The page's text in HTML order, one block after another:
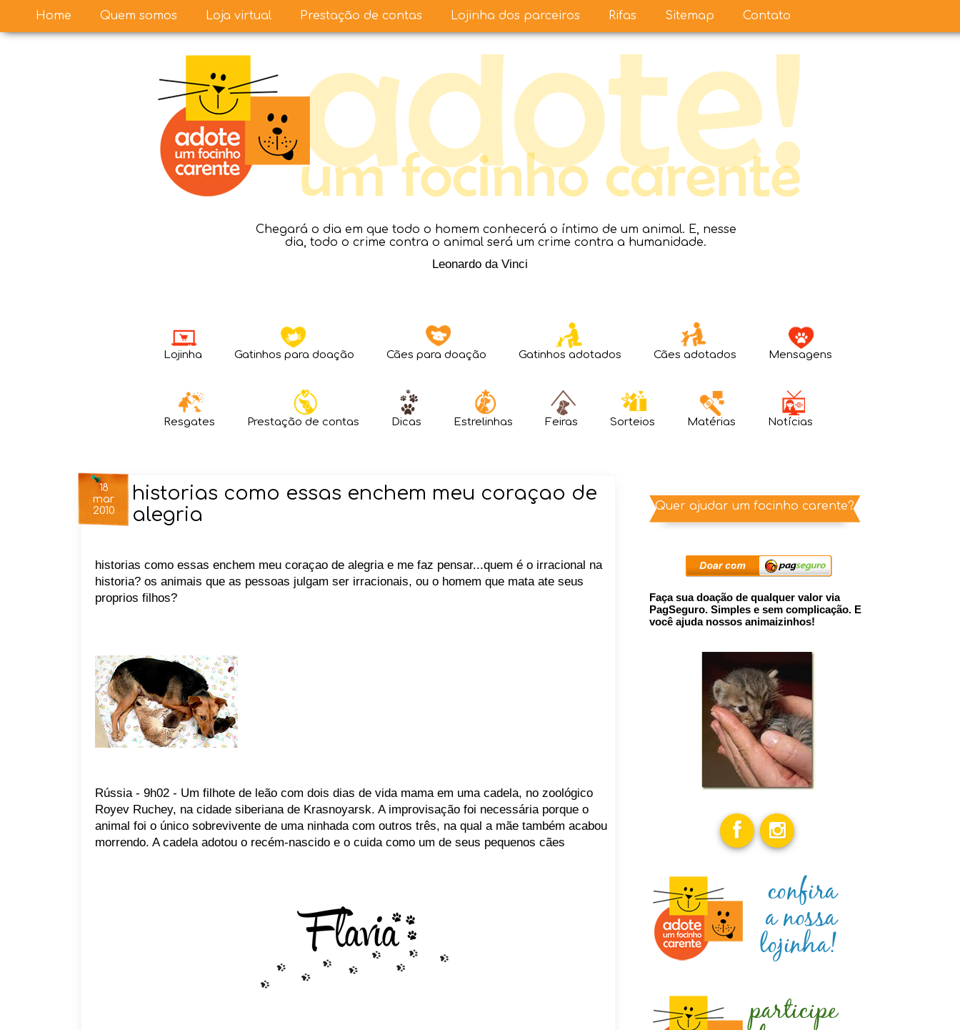
Chegará o dia em que todo o homem conhecerá o íntimo de um animal. E, nesse
dia, todo o crime contra o animal será um crime contra a humanidade.
Leonardo da Vinci
Lojinha Gatinhos para doação Cães para doação Gatinhos adotados Cães adotados Mensagens
Resgates Prestação de contas Dicas Estrelinhas Feiras Sorteios Matérias Notícias
18
mar
2010
historias como essas enchem meu coraçao de
alegria
historias como essas enchem meu coraçao de alegria e me faz pensar...quem é o irracional na
historia? os animais que as pessoas julgam ser irracionais, ou o homem que mata ate seus
proprios filhos?
Rússia - 9h02 - Um filhote de leão com dois dias de vida mama em uma cadela, no zoológico
Royev Ruchey, na cidade siberiana de Krasnoyarsk. A improvisação foi necessária porque o
animal foi o único sobrevivente de uma ninhada com outros três, na qual a mãe também acabou
morrendo. A cadela adotou o recém-nascido e o cuida como um de seus pequenos cães
Home Quem somos Loja virtual Prestação de contas Lojinha dos parceiros Rifas Sitemap Contato
Quer ajudar um focinho carente?
Faça sua doação de qualquer valor via
PagSeguro. Simples e sem complicação. E
você ajuda nossos animaizinhos!